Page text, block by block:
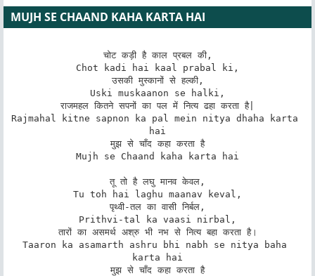
MUJH SE CHAAND KAHA KARTA HAI
चोट कड़ी है काल प्रबल की,
Chot kadi hai kaal prabal ki,
उसकी मुस्कानों से हल्की,
Uski muskaanon se halki,
राजमहल कितने सपनों का पल में नित्य ढहा करता है|
Rajmahal kitne sapnon ka pal mein nitya dhaha karta
hai
मुझ से चाँद कहा करता है
Mujh se Chaand kaha karta hai
तू तो है लघु मानव केवल,
Tu toh hai laghu maanav keval,
पृथ्वी-तल का वासी निर्बल,
Prithvi-tal ka vaasi nirbal,
तारों का असमर्थ अश्रु भी नभ से नित्य बहा करता है।
Taaron ka asamarth ashru bhi nabh se nitya baha
karta hai
मुझ से चाँद कहा करता है